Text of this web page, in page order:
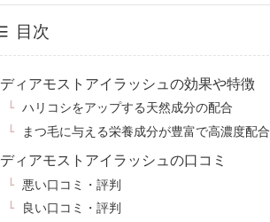
目次
ディアモストアイラッシュの効果や特徴
ハリコシをアップする天然成分の配合
まつ毛に与える栄養成分が豊富で高濃度配合
ディアモストアイラッシュの口コミ
悪い口コミ・評判
良い口コミ・評判